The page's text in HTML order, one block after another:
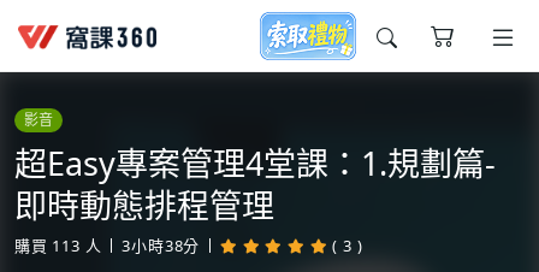
今天想要學什麼?
影音
超Easy專案管理4堂課：1.規劃篇-
即時動態排程管理
購買 113 人 3小時38分 ( 3 )